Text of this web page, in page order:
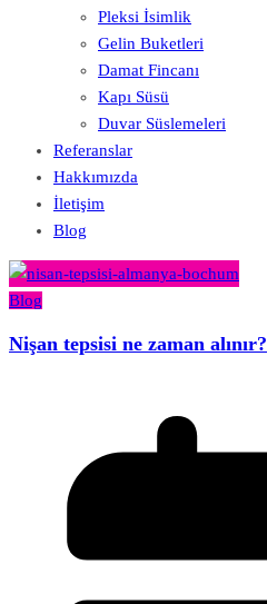
Pleksi İsimlik
Gelin Buketleri
Damat Fincanı
Kapı Süsü
Duvar Süslemeleri
Referanslar
Hakkımızda
İletişim
Blog
Blog
Nişan tepsisi ne zaman alınır?